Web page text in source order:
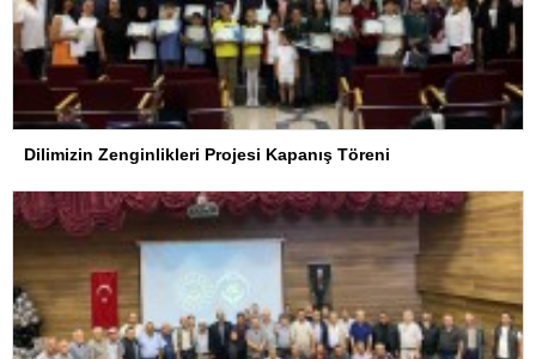
Dilimizin Zenginlikleri Projesi Kapanış Töreni